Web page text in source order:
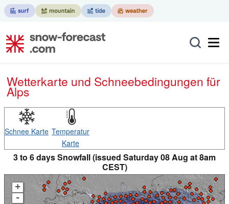
Wetterkarte und Schneebedingungen für
Alps
Schnee Karte Temperatur
Karte
3 to 6 days Snowfall (issued Saturday 08 Aug at 8am
CEST)
+
-